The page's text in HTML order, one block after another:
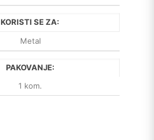
KORISTI SE ZA:
Metal
PAKOVANJE:
1 kom.